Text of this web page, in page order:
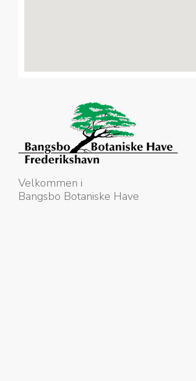
Velkommen i
Bangsbo Botaniske Have